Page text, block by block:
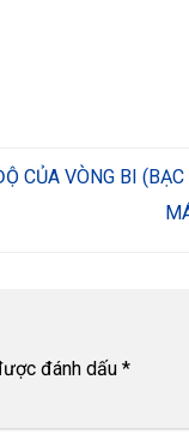
CỦA VÒNG BI
đánh dấu *